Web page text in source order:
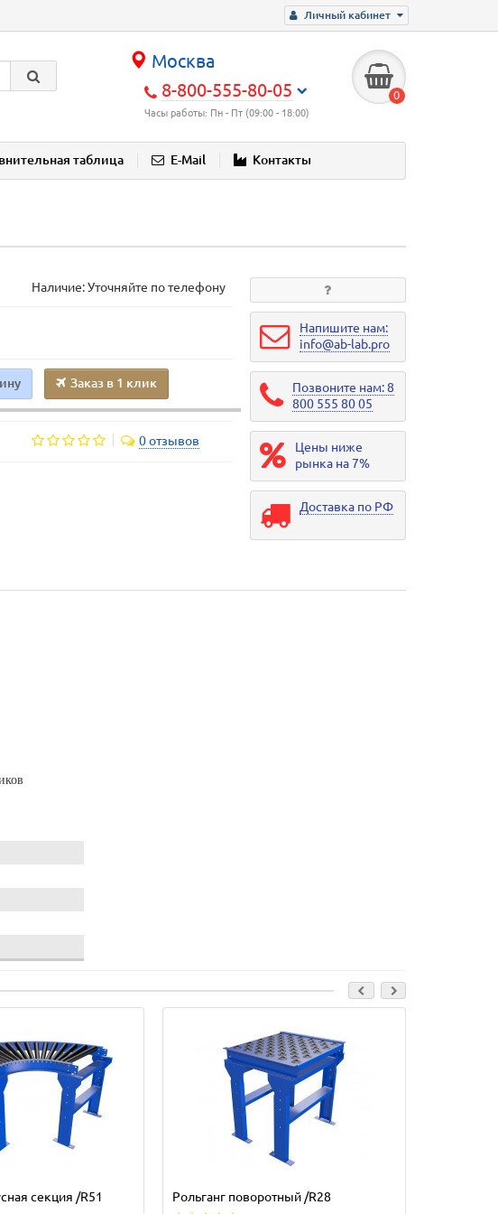
Личный кабинет
Москва
8-800-555-80-05
Часы работы: Пн - Пт (09:00 - 18:00)
0
таблица E-Mail Контакты
Наличие: Уточняйте по телефону
Заказ в 1 клик
0 отзывов
Напишите нам:
info@ab-lab.pro
Позвоните нам: 8
800 555 80 05
Цены ниже
рынка на 7%
Доставка по РФ
секция /R51 Рольганг поворотный /R28